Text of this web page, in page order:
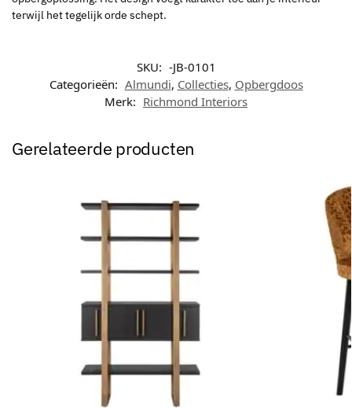
terwijl het tegelijk orde schept.
SKU: -JB-0101
Categorieën: Almundi, Collecties, Opbergdoos
Merk: Richmond Interiors
Gerelateerde producten